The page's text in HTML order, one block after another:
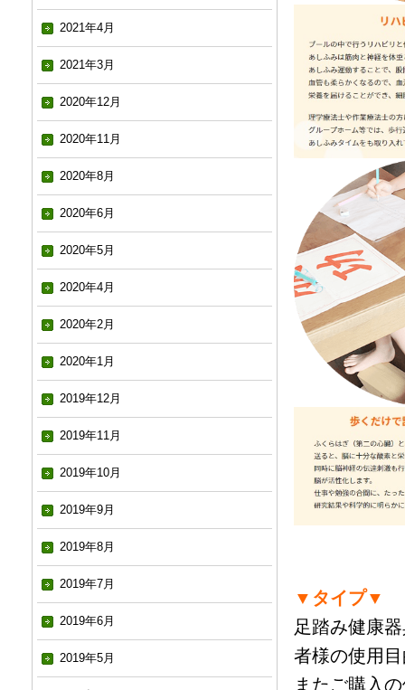
2021年4月
2021年3月
2020年12月
2020年11月
2020年8月
2020年6月
2020年5月
2020年4月
2020年2月
2020年1月
2019年12月
2019年11月
2019年10月
2019年9月
2019年8月
2019年7月
2019年6月
2019年5月
▼タイプ▼
足踏み健康
者様の使用
またご購入